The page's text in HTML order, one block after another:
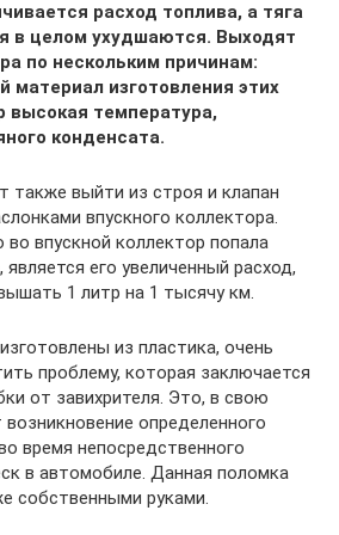
расход топлива, а тяга
в целом ухудшаются. Выходят
по нескольким причинам:
материал изготовления этих
высокая температура,
конденсата.
также выйти из строя и клапан
впускного коллектора.
впускной коллектор попала
его увеличенный расход,
1 литр на 1 тысячу км.
из пластика, очень
проблему, которая заключается
от завихрителя. Это, в свою
определенного
время непосредственного
в автомобиле. Данная поломка
собственными руками.